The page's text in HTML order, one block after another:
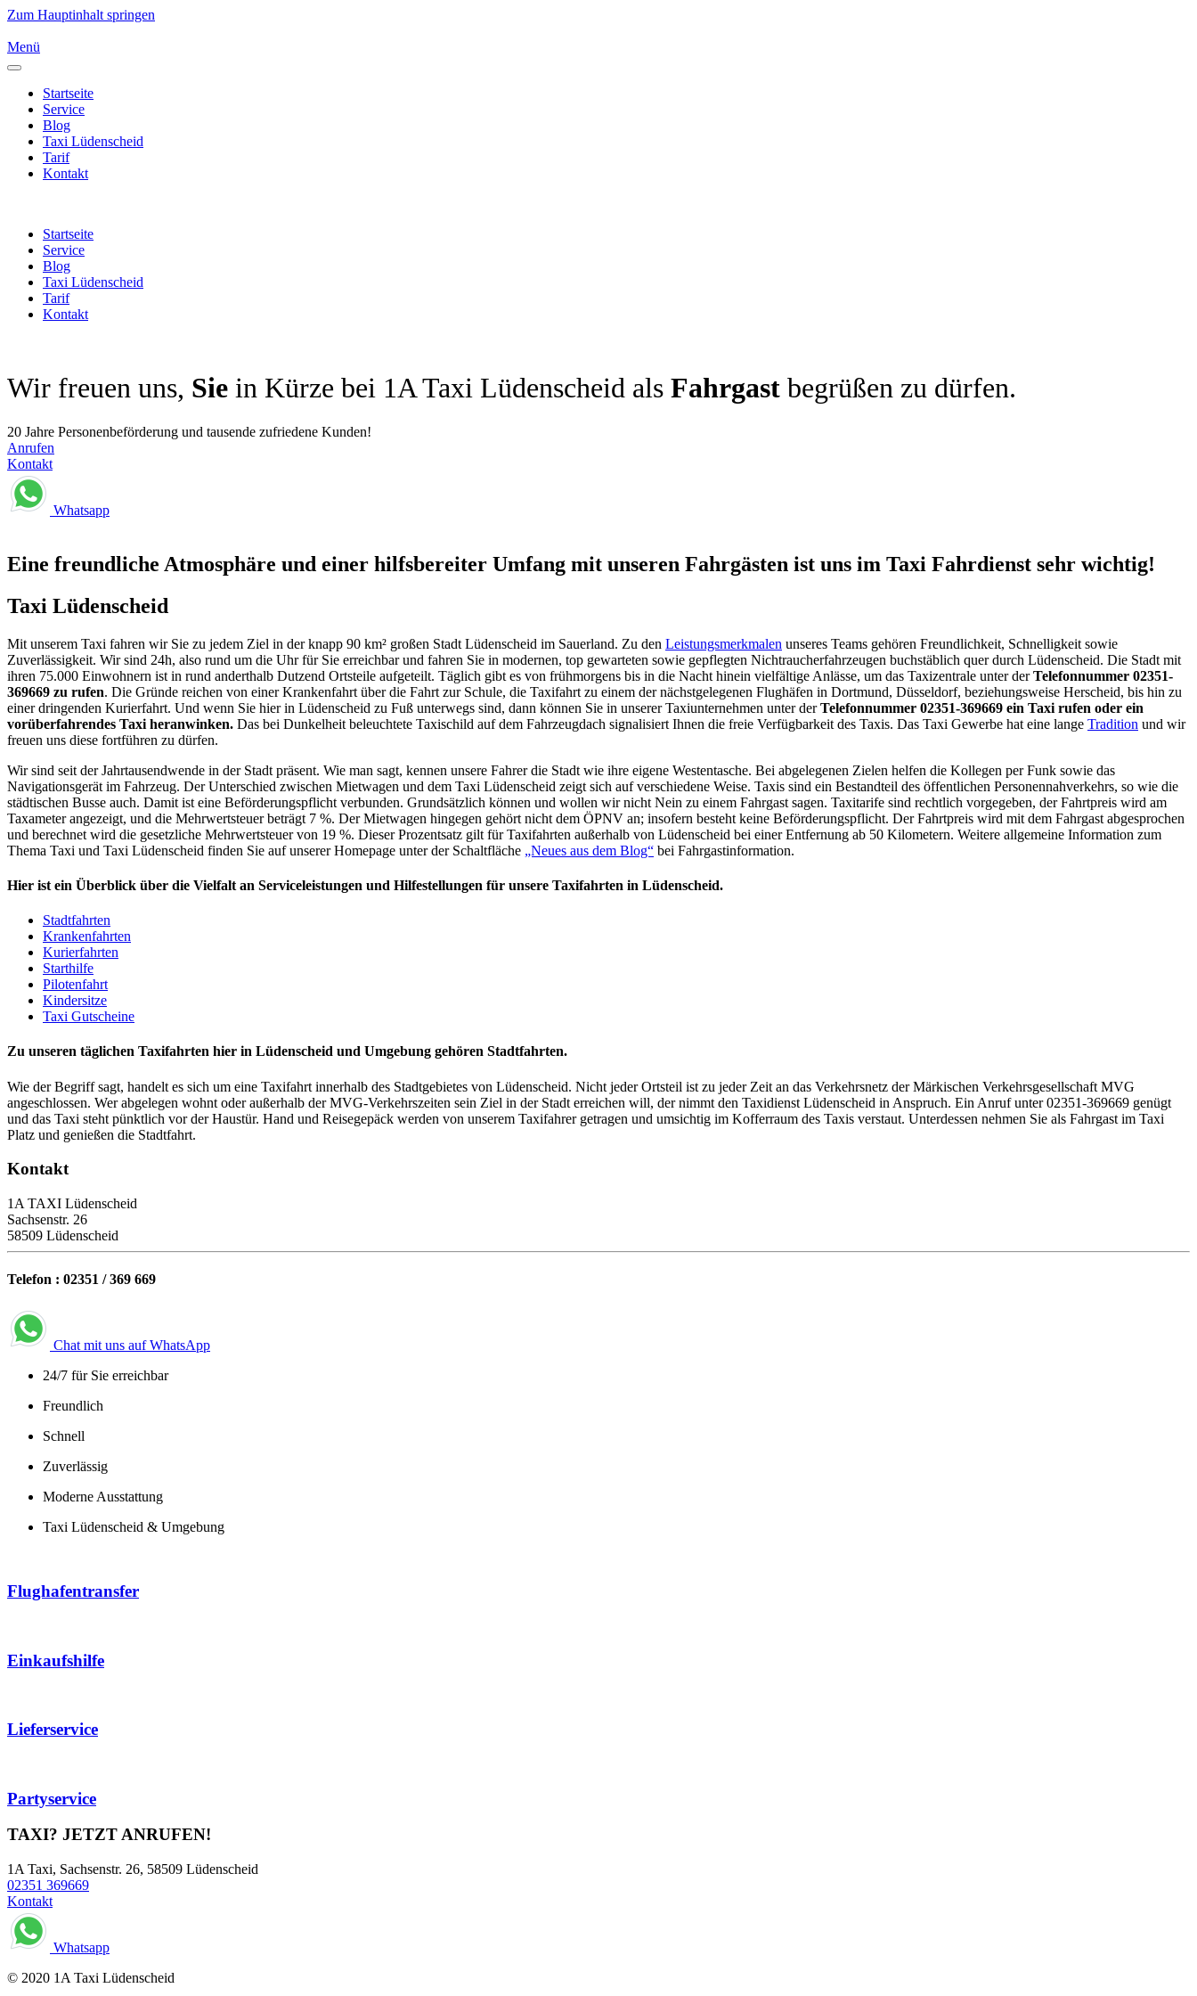
Zum Hauptinhalt springen
Menü
Startseite
Service
Blog
Taxi Lüdenscheid
Tarif
Kontakt
Startseite
Service
Blog
Taxi Lüdenscheid
Tarif
Kontakt
Wir freuen uns, Sie in Kürze bei 1A Taxi Lüdenscheid als Fahrgast begrüßen zu dürfen.
20 Jahre Personenbeförderung und tausende zufriedene Kunden!
Anrufen
Kontakt
Whatsapp
Eine freundliche Atmosphäre und einer hilfsbereiter Umfang mit unseren Fahrgästen ist uns im Taxi Fahrdienst sehr wichtig!
Taxi Lüdenscheid
Mit unserem Taxi fahren wir Sie zu jedem Ziel in der knapp 90 km² großen Stadt Lüdenscheid im Sauerland. Zu den Leistungsmerkmalen unseres Teams gehören Freundlichkeit, Schnelligkeit sowie
Zuverlässigkeit. Wir sind 24h, also rund um die Uhr für Sie erreichbar und fahren Sie in modernen, top gewarteten sowie gepflegten Nichtraucherfahrzeugen buchstäblich quer durch Lüdenscheid. Die Stadt mit
ihren 75.000 Einwohnern ist in rund anderthalb Dutzend Ortsteile aufgeteilt. Täglich gibt es von frühmorgens bis in die Nacht hinein vielfältige Anlässe, um das Taxizentrale unter derTelefonnummer 02351-
369669 zu rufen. Die Gründe reichen von einer Krankenfahrt über die Fahrt zur Schule, die Taxifahrt zu einem der nächstgelegenen Flughäfen in Dortmund, Düsseldorf, beziehungsweise Herscheid, bis hin zu
einer dringenden Kurierfahrt. Und wenn Sie hier in Lüdenscheid zu Fuß unterwegs sind, dann können Sie in unserer Taxiunternehmen unter derTelefonnummer 02351-369669 ein Taxi rufen oder ein
vorüberfahrendes Taxi heranwinken. Das bei Dunkelheit beleuchtete Taxischild auf dem Fahrzeugdach signalisiert Ihnen die freie Verfügbarkeit des Taxis. Das Taxi Gewerbe hat eine lange Tradition und wir
freuen uns diese fortführen zu dürfen.
Wir sind seit der Jahrtausendwende in der Stadt präsent. Wie man sagt, kennen unsere Fahrer die Stadt wie ihre eigene Westentasche. Bei abgelegenen Zielen helfen die Kollegen per Funk sowie das
Navigationsgerät im Fahrzeug. Der Unterschied zwischen Mietwagen und dem Taxi Lüdenscheid zeigt sich auf verschiedene Weise. Taxis sind ein Bestandteil des öffentlichen Personennahverkehrs, so wie die
städtischen Busse auch. Damit ist eine Beförderungspflicht verbunden. Grundsätzlich können und wollen wir nicht Nein zu einem Fahrgast sagen. Taxitarife sind rechtlich vorgegeben, der Fahrtpreis wird am
Taxameter angezeigt, und die Mehrwertsteuer beträgt 7 %. Der Mietwagen hingegen gehört nicht dem ÖPNV an; insofern besteht keine Beförderungspflicht. Der Fahrtpreis wird mit dem Fahrgast abgesprochen
und berechnet wird die gesetzliche Mehrwertsteuer von 19 %. Dieser Prozentsatz gilt für Taxifahrten außerhalb von Lüdenscheid bei einer Entfernung ab 50 Kilometern. Weitere allgemeine Information zum
Thema Taxi und Taxi Lüdenscheid finden Sie auf unserer Homepage unter der Schaltfläche „Neues aus dem Blog“ bei Fahrgastinformation.
Hier ist ein Überblick über die Vielfalt an Serviceleistungen und Hilfestellungen für unsere Taxifahrten in Lüdenscheid.
Stadtfahrten
Krankenfahrten
Kurierfahrten
Starthilfe
Pilotenfahrt
Kindersitze
Taxi Gutscheine
Zu unseren täglichen Taxifahrten hier in Lüdenscheid und Umgebung gehören Stadtfahrten.
Wie der Begriff sagt, handelt es sich um eine Taxifahrt innerhalb des Stadtgebietes von Lüdenscheid. Nicht jeder Ortsteil ist zu jeder Zeit an das Verkehrsnetz der Märkischen Verkehrsgesellschaft MVG
angeschlossen. Wer abgelegen wohnt oder außerhalb der MVG-Verkehrszeiten sein Ziel in der Stadt erreichen will, der nimmt den Taxidienst Lüdenscheid in Anspruch. Ein Anruf unter 02351-369669 genügt
und das Taxi steht pünktlich vor der Haustür. Hand und Reisegepäck werden von unserem Taxifahrer getragen und umsichtig im Kofferraum des Taxis verstaut. Unterdessen nehmen Sie als Fahrgast im Taxi
Platz und genießen die Stadtfahrt.
Kontakt
1A TAXI Lüdenscheid
Sachsenstr. 26
58509 Lüdenscheid
Telefon : 02351 / 369 669
Chat mit uns auf WhatsApp
24/7 für Sie erreichbar
Freundlich
Schnell
Zuverlässig
Moderne Ausstattung
Taxi Lüdenscheid & Umgebung
Flughafentransfer
Einkaufshilfe
Lieferservice
Partyservice
TAXI? JETZT ANRUFEN!
1A Taxi, Sachsenstr. 26, 58509 Lüdenscheid
02351 369669
Kontakt
Whatsapp
© 2020 1A Taxi Lüdenscheid